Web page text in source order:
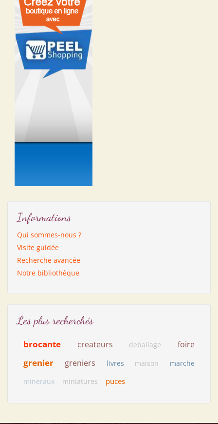
Informations
Qui sommes-nous ?
Visite guidée
Recherche avancée
Notre bibliothèque
Les plus recherchés
brocante createurs deballage foire
grenier greniers livres maison
marche
mineraux
miniatures puces